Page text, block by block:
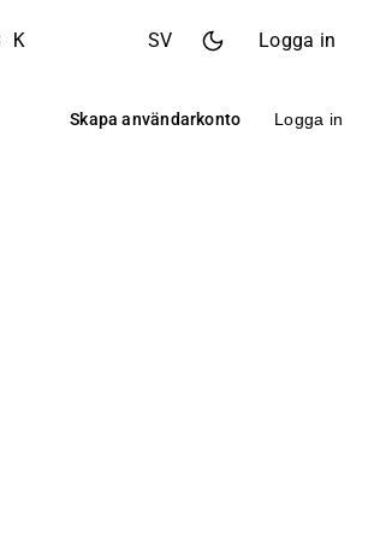
K SV Logga in
Skapa användarkonto Logga in